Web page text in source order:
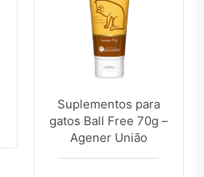
Suplementos para
gatos Ball Free 70g –
Agener União